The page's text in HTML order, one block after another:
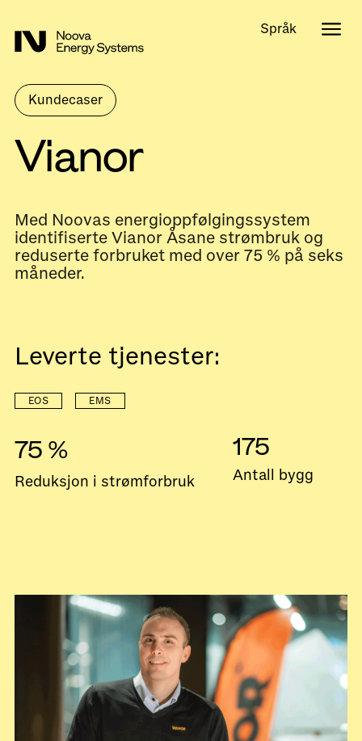
Kundecaser
Vianor
Med Noovas energioppfølgingssystem
identifiserte Vianor Åsane strømbruk og
reduserte forbruket med over 75 % på seks
måneder.
Leverte tjenester:
EMS
EOS
75 %
Reduksjon i strømforbruk
175
Antall bygg
Språk